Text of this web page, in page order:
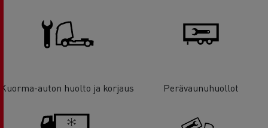
Kuorma-auton huolto ja korjaus Perävaunuhuollot